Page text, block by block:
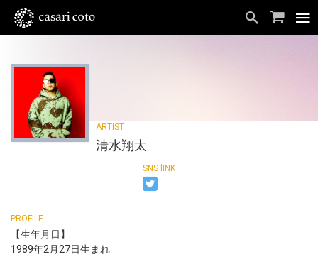
清水翔太
【生年月日】
1989年2月27日生まれ